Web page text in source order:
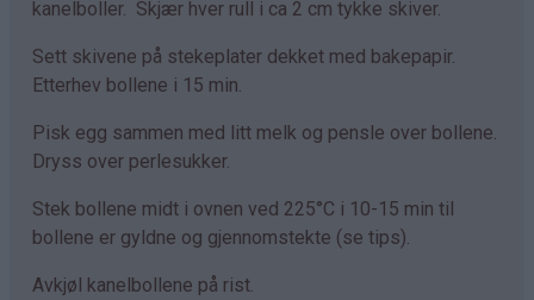
kanelboller. Skjær hver rull i ca 2 cm tykke skiver.
Sett skivene på stekeplater dekket med bakepapir.
Etterhev bollene i 15 min.
Pisk egg sammen med litt melk og pensle over bollene.
Dryss over perlesukker.
Stek bollene midt i ovnen ved 225°C i 10-15 min til
bollene er gyldne og gjennomstekte (se tips).
Avkjøl kanelbollene på rist.